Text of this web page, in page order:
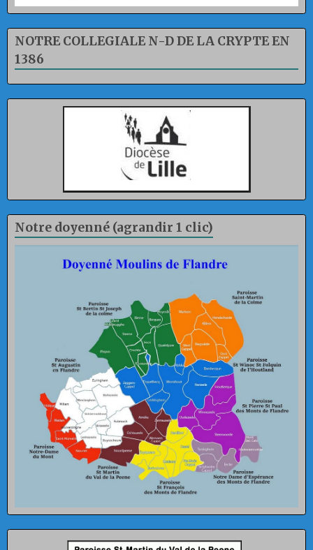
NOTRE COLLEGIALE N-D DE LA CRYPTE EN
1386
Notre doyenné (agrandir 1 clic)